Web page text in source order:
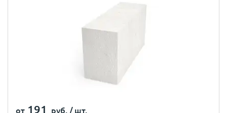
от 191 руб. / шт.